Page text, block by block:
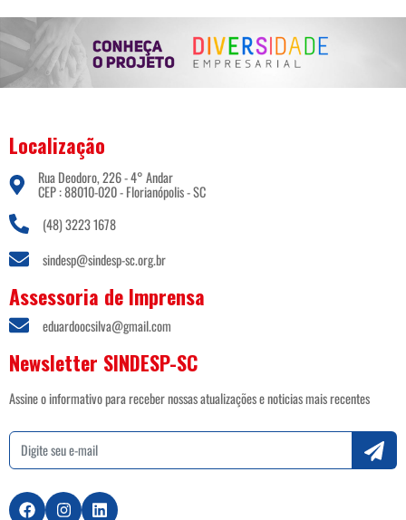
Localização
Rua Deodoro, 226 - 4° Andar
CEP : 88010-020 - Florianópolis - SC
(48) 3223 1678
sindesp@sindesp-sc.org.br
Assessoria de Imprensa
eduardoocsilva@gmail.com
Newsletter SINDESP-SC
Assine o informativo para receber nossas atualizações e noticias mais recentes